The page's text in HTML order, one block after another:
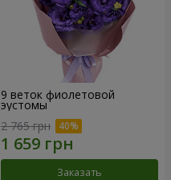
9 веток фиолетовой
эустомы
2 765 грн
Заказать